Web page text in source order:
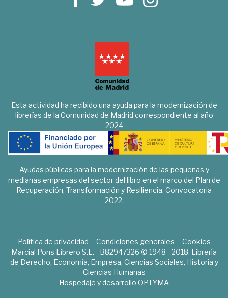
Esta actividad ha recibido una ayuda para la modernización de
librerías de la Comunidad de Madrid correspondiente al año
2024
Ayudas públicas para la modernización de las pequeñas y
medianas empresas del sector del libro en el marco del Plan de
Recuperación, Transformación y Resiliencia. Convocatoria
2022.
Política de privacidad Condiciones generales
Cookies
Marcial Pons Librero S.L. - B82947326 © 1948 - 2018. Librería
de Derecho, Economía, Empresa, Ciencias Sociales, Historia y
Ciencias Humanas
Hospedaje y desarrollo OPTYMA